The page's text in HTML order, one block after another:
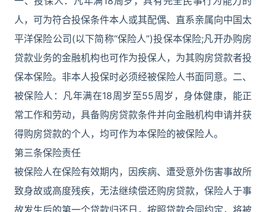
人，可为符合投保条件本人或其配偶、直系亲属向中国太
平洋保险公司(以下简称“保险人”)投保本保险;凡开办购房
贷款业务的金融机构也可作为投保人，为其购房贷款者投
保本保险。非本人投保时必须经被保险人书面同意。二、
被保险人：凡年满在18周岁至55周岁，身体健康，能正
常工作和劳动，具备购房贷款条件并向金融机构申请并获
得购房贷款的个人，均可作为本保险的被保险人。
第三条保险责任
被保险人在保险有效期内，因疾病、遭受意外伤害事故所
致身故或高度残疾，无法继续偿还购房贷款，保险人于事
故发生后的第一个贷款归还日，按照贷款合同约定，将被